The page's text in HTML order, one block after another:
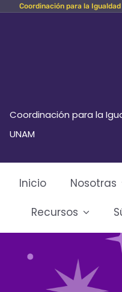
Skip Coordinación para la Igualdad
Coordinación para la
UNAM
Inicio Nosotras
Recursos